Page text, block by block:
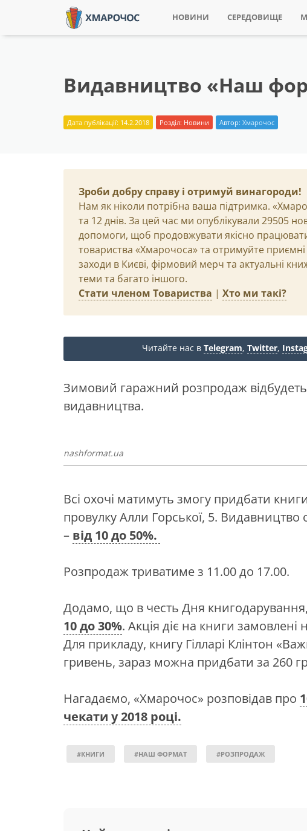
НОВИНИ СЕРЕДОВИЩЕ
Видавництво «Наш
Дата публікації: 14.2.2018 Розділ: Новини Автор: Хмарочос
Зроби добру справу і отримуй винагороди!
Нам як ніколи потрібна ваша підтримка.
та 12 днів. За цей час ми опублікували 29505
допомоги, щоб продовжувати якісно
товариства «Хмарочоса» та отримуйте приємні
заходи в Києві, фірмовий мерч та актуальні
теми та багато іншого.
Стати членом Товариства | Хто ми такі?
Читайте нас в Telegram, Twitter,
Зимовий гаражний розпродаж
видавництва.
nashformat.ua
Всі охочі матимуть змогу придбати
провулку Алли Горської, 5.
– від 10 до 50%.
Розпродаж триватиме з 11.00 до 17.00.
Додамо, що в честь Дня
10 до 30%. Акція діє на книги замовлені
Для прикладу, книгу Гілларі Клінтон
гривень, зараз можна придбати за 260
Нагадаємо, «Хмарочос» розповідав про
чекати у 2018 році.
#КНИГИ #НАШ ФОРМАТ #РОЗПРОДАЖ